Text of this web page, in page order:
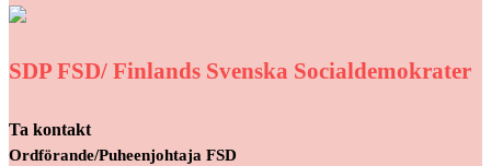
SDP FSD/ Finlands Svenska Socialdemokrater
Ta kontakt
Ordförande/Puheenjohtaja FSD